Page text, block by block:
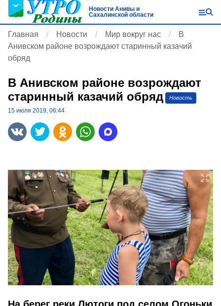
Новости Анивы и
Сахалинской области
Главная Новости Мир вокруг нас
В
Анивском районе возрождают старинный казачий
обряд
В Анивском районе возрождают
старинный казачий обряд
Новость
15 июля 2019, 06:44